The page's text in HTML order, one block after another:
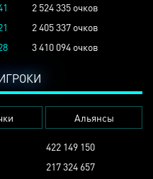
2 524 335 очков
2 405 337 очков
3 410 094 очков
Альянсы
422 149 150
217 324 657